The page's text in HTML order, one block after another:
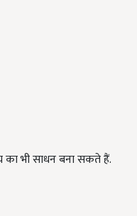
का भी साधन बना सकते हैं.